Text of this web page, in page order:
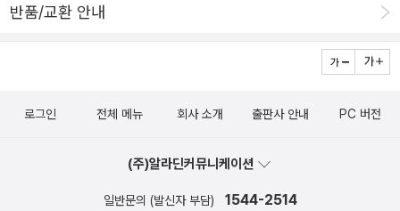
보더니 자신은 Tortoise를 잃어버리지는 않았지만, 양말 한 짝을 잃
ate의 탐정 놀이는 시작되었다. 나중에 Tortoise의 주인도 찾고 Cla
다. 올해는 영어책을 읽고나면 줄거리와 느낌을 먼저 말로 표현해보
가 제대로 읽었는지 알기에 좋은 방법인 것 같아서이다. 그리고 글로
쓰기 전에 미리 말하면서머릿속으로 한번 정리하는 것이 참 좋을 듯
반품/교환 안내
로그인 전체 메뉴 회사 소개 출판사 안내 PC 버전
(주)알라딘커뮤니케이션
일반문의 (발신자 부담) 1544-2514